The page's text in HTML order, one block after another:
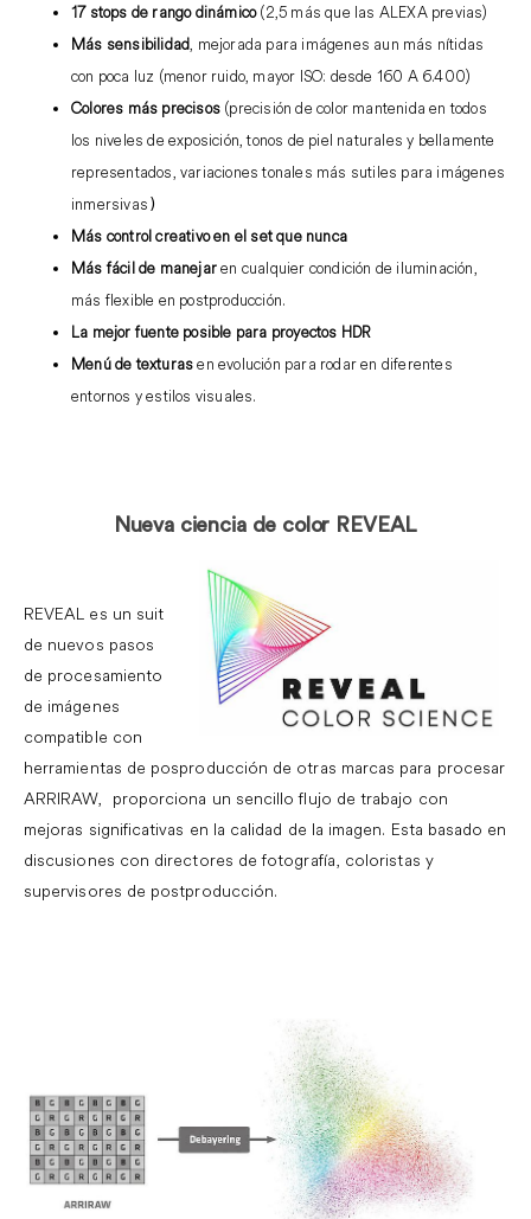
17 stops de rango dinámico(2,5 más que las ALEXA previas)
Más sensibilidad , mejorada para imágenes aun más nítidas
con poca luz (menor ruido, mayor ISO: desde 160 A 6.400)
Colores más precisos (precisión de color mantenida en todos
los niveles de exposición, tonos de piel naturales y bellamente
representados, variaciones tonales más sutiles para imágenes
inmersivas )
Más control creativo en el set que nunca
Más fácil de manejaren cualquier condición de iluminación,
más flexible en postproducción.
La mejor fuente posible para proyectos HDR
Menú de texturasen evolución para rodar en diferentes
entornos y estilos visuales.
Nueva ciencia de color REVEAL
REVEAL es un suit
de nuevos pasos
de procesamiento
de imágenes
compatible con
herramientas de posproducción de otras marcas para procesar
ARRIRAW, proporciona un sencillo flujo de trabajo con
mejoras significativas en la calidad de la imagen. Esta basado en
discusiones con directores de fotografía, coloristas y
supervisores de postproducción.